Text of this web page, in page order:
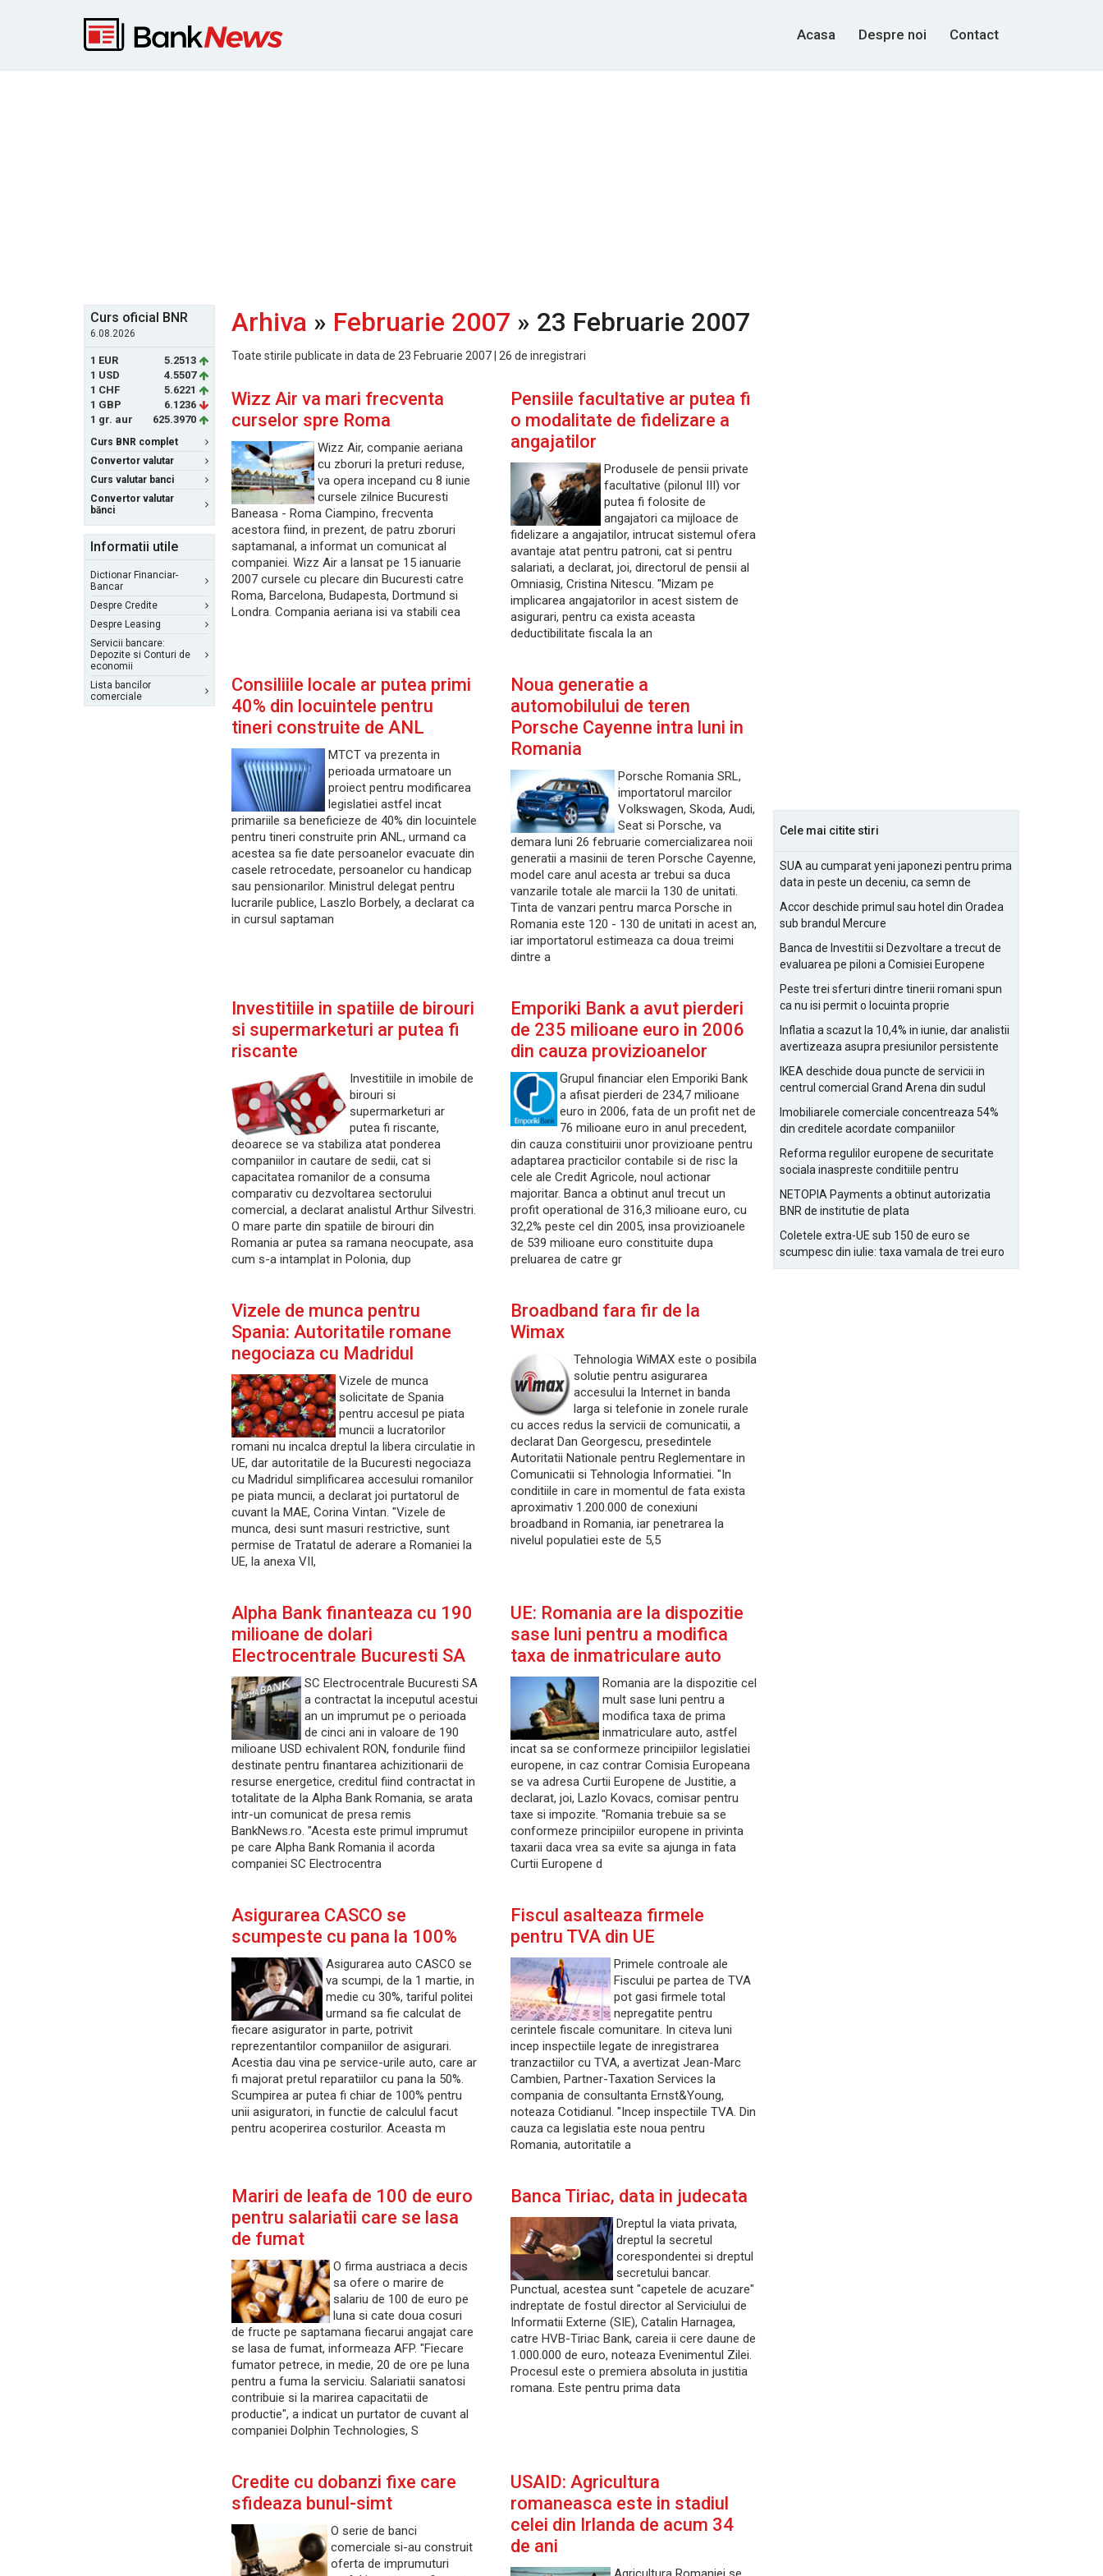
Acasa Despre noi Contact
Curs oficial BNR
6.08.2026
1 EUR
5.2513
1 USD
4.5507
1 CHF
5.6221
1 GBP
6.1236
1 gr. aur
625.3970
Curs BNR complet
Convertor valutar
Curs valutar banci
Convertor valutar
bănci
Informatii utile
Dictionar Financiar-
Bancar
Despre Credite
Despre Leasing
Servicii bancare:
Depozite si Conturi de
economii
Lista bancilor
comerciale
Arhiva » Februarie 2007 » 23 Februarie 2007
Toate stirile publicate in data de 23 Februarie 2007 | 26 de inregistrari
Wizz Air va mari frecventa
curselor spre Roma
Wizz Air, companie aeriana
cu zboruri la preturi reduse,
va opera incepand cu 8 iunie
cursele zilnice Bucuresti
Baneasa - Roma Ciampino, frecventa
acestora fiind, in prezent, de patru zboruri
saptamanal, a informat un comunicat al
companiei. Wizz Air a lansat pe 15 ianuarie
2007 cursele cu plecare din Bucuresti catre
Roma, Barcelona, Budapesta, Dortmund si
Londra. Compania aeriana isi va stabili cea
Pensiile facultative ar putea fi
o modalitate de fidelizare a
angajatilor
Produsele de pensii private
facultative (pilonul III) vor
putea fi folosite de
angajatori ca mijloace de
fidelizare a angajatilor, intrucat sistemul ofera
avantaje atat pentru patroni, cat si pentru
salariati, a declarat, joi, directorul de pensii al
Omniasig, Cristina Nitescu. "Mizam pe
implicarea angajatorilor in acest sistem de
asigurari, pentru ca exista aceasta
deductibilitate fiscala la an
Consiliile locale ar putea primi
40% din locuintele pentru
tineri construite de ANL
MTCT va prezenta in
perioada urmatoare un
proiect pentru modificarea
legislatiei astfel incat
primariile sa beneficieze de 40% din locuintele
pentru tineri construite prin ANL, urmand ca
acestea sa fie date persoanelor evacuate din
casele retrocedate, persoanelor cu handicap
sau pensionarilor. Ministrul delegat pentru
lucrarile publice, Laszlo Borbely, a declarat ca
in cursul saptaman
Noua generatie a
automobilului de teren
Porsche Cayenne intra luni in
Romania
Porsche Romania SRL,
importatorul marcilor
Volkswagen, Skoda, Audi,
Seat si Porsche, va
demara luni 26 februarie comercializarea noii
generatii a masinii de teren Porsche Cayenne,
model care anul acesta ar trebui sa duca
vanzarile totale ale marcii la 130 de unitati.
Tinta de vanzari pentru marca Porsche in
Romania este 120 - 130 de unitati in acest an,
iar importatorul estimeaza ca doua treimi
dintre a
Investitiile in spatiile de birouri
si supermarketuri ar putea fi
riscante
Investitiile in imobile de
birouri si
supermarketuri ar
putea fi riscante,
deoarece se va stabiliza atat ponderea
companiilor in cautare de sedii, cat si
capacitatea romanilor de a consuma
comparativ cu dezvoltarea sectorului
comercial, a declarat analistul Arthur Silvestri.
O mare parte din spatiile de birouri din
Romania ar putea sa ramana neocupate, asa
cum s-a intamplat in Polonia, dup
Emporiki Bank a avut pierderi
de 235 milioane euro in 2006
din cauza provizioanelor
Grupul financiar elen Emporiki Bank
a afisat pierderi de 234,7 milioane
euro in 2006, fata de un profit net de
76 milioane euro in anul precedent,
din cauza constituirii unor provizioane pentru
adaptarea practicilor contabile si de risc la
cele ale Credit Agricole, noul actionar
majoritar. Banca a obtinut anul trecut un
profit operational de 316,3 milioane euro, cu
32,2% peste cel din 2005, insa provizioanele
de 539 milioane euro constituite dupa
preluarea de catre gr
Vizele de munca pentru
Spania: Autoritatile romane
negociaza cu Madridul
Vizele de munca
solicitate de Spania
pentru accesul pe piata
muncii a lucratorilor
romani nu incalca dreptul la libera circulatie in
UE, dar autoritatile de la Bucuresti negociaza
cu Madridul simplificarea accesului romanilor
pe piata muncii, a declarat joi purtatorul de
cuvant la MAE, Corina Vintan. "Vizele de
munca, desi sunt masuri restrictive, sunt
permise de Tratatul de aderare a Romaniei la
UE, la anexa VII,
Broadband fara fir de la
Wimax
Tehnologia WiMAX este o posibila
solutie pentru asigurarea
accesului la Internet in banda
larga si telefonie in zonele rurale
cu acces redus la servicii de comunicatii, a
declarat Dan Georgescu, presedintele
Autoritatii Nationale pentru Reglementare in
Comunicatii si Tehnologia Informatiei. "In
conditiile in care in momentul de fata exista
aproximativ 1.200.000 de conexiuni
broadband in Romania, iar penetrarea la
nivelul populatiei este de 5,5
Alpha Bank finanteaza cu 190
milioane de dolari
Electrocentrale Bucuresti SA
SC Electrocentrale Bucuresti SA
a contractat la inceputul acestui
an un imprumut pe o perioada
de cinci ani in valoare de 190
milioane USD echivalent RON, fondurile fiind
destinate pentru finantarea achizitionarii de
resurse energetice, creditul fiind contractat in
totalitate de la Alpha Bank Romania, se arata
intr-un comunicat de presa remis
BankNews.ro. "Acesta este primul imprumut
pe care Alpha Bank Romania il acorda
companiei SC Electrocentra
UE: Romania are la dispozitie
sase luni pentru a modifica
taxa de inmatriculare auto
Romania are la dispozitie cel
mult sase luni pentru a
modifica taxa de prima
inmatriculare auto, astfel
incat sa se conformeze principiilor legislatiei
europene, in caz contrar Comisia Europeana
se va adresa Curtii Europene de Justitie, a
declarat, joi, Lazlo Kovacs, comisar pentru
taxe si impozite. "Romania trebuie sa se
conformeze principiilor europene in privinta
taxarii daca vrea sa evite sa ajunga in fata
Curtii Europene d
Asigurarea CASCO se
scumpeste cu pana la 100%
Asigurarea auto CASCO se
va scumpi, de la 1 martie, in
medie cu 30%, tariful politei
urmand sa fie calculat de
fiecare asigurator in parte, potrivit
reprezentantilor companiilor de asigurari.
Acestia dau vina pe service-urile auto, care ar
fi majorat pretul reparatiilor cu pana la 50%.
Scumpirea ar putea fi chiar de 100% pentru
unii asiguratori, in functie de calculul facut
pentru acoperirea costurilor. Aceasta m
Fiscul asalteaza firmele
pentru TVA din UE
Primele controale ale
Fiscului pe partea de TVA
pot gasi firmele total
nepregatite pentru
cerintele fiscale comunitare. In citeva luni
incep inspectiile legate de inregistrarea
tranzactiilor cu TVA, a avertizat Jean-Marc
Cambien, Partner-Taxation Services la
compania de consultanta Ernst&Young,
noteaza Cotidianul. "Incep inspectiile TVA. Din
cauza ca legislatia este noua pentru
Romania, autoritatile a
Mariri de leafa de 100 de euro
pentru salariatii care se lasa
de fumat
O firma austriaca a decis
sa ofere o marire de
salariu de 100 de euro pe
luna si cate doua cosuri
de fructe pe saptamana fiecarui angajat care
se lasa de fumat, informeaza AFP. "Fiecare
fumator petrece, in medie, 20 de ore pe luna
pentru a fuma la serviciu. Salariatii sanatosi
contribuie si la marirea capacitatii de
productie", a indicat un purtator de cuvant al
companiei Dolphin Technologies, S
Banca Tiriac, data in judecata
Dreptul la viata privata,
dreptul la secretul
corespondentei si dreptul
secretului bancar.
Punctual, acestea sunt "capetele de acuzare"
indreptate de fostul director al Serviciului de
Informatii Externe (SIE), Catalin Harnagea,
catre HVB-Tiriac Bank, careia ii cere daune de
1.000.000 de euro, noteaza Evenimentul Zilei.
Procesul este o premiera absoluta in justitia
romana. Este pentru prima data
Credite cu dobanzi fixe care
sfideaza bunul-simt
O serie de banci
comerciale si-au construit
oferta de imprumuturi
USAID: Agricultura
romaneasca este in stadiul
celei din Irlanda de acum 34
de ani
Cele mai citite stiri
SUA au cumparat yeni japonezi pentru prima
data in peste un deceniu, ca semn de
Accor deschide primul sau hotel din Oradea
sub brandul Mercure
Banca de Investitii si Dezvoltare a trecut de
evaluarea pe piloni a Comisiei Europene
Peste trei sferturi dintre tinerii romani spun
ca nu isi permit o locuinta proprie
Inflatia a scazut la 10,4% in iunie, dar analistii
avertizeaza asupra presiunilor persistente
IKEA deschide doua puncte de servicii in
centrul comercial Grand Arena din sudul
Imobiliarele comerciale concentreaza 54%
din creditele acordate companiilor
Reforma regulilor europene de securitate
sociala inaspreste conditiile pentru
NETOPIA Payments a obtinut autorizatia
BNR de institutie de plata
Coletele extra-UE sub 150 de euro se
scumpesc din iulie: taxa vamala de trei euro
pe articol, adaugata la taxa logistica